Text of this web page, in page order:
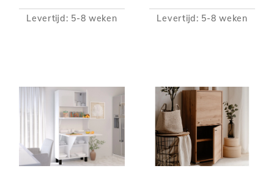
Levertijd: 5-8 weken Levertijd: 5-8 weken